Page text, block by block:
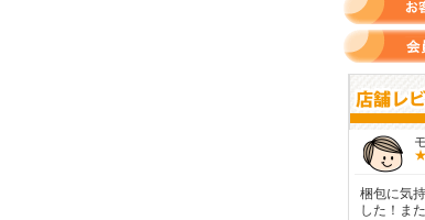
モースさん
梱包に気持ちが感じられま
した！また利用させてもら